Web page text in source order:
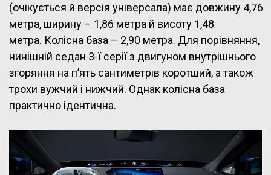
(очікується й версія універсала) має довжину 4,76
метра, ширину – 1,86 метра й висоту 1,48
метра. Колісна база – 2,90 метра. Для порівняння,
нинішній седан 3-ї серії з двигуном внутрішнього
згоряння на п’ять сантиметрів коротший, а також
трохи вужчий і нижчий. Однак колісна база
практично ідентична.